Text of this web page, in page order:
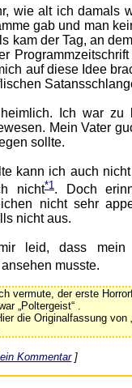
wie alt ich damals
gab und man
kam der Tag, an
auf diese Idee
Ich war zu
Mein Vater
sollte.
kann ich auch
nicht*1 . Doch
nicht sehr
nicht aus.
leid, dass mein
musste.
vermute, der erste
„Poltergeist“ .
die Originalfassung von
Kommentar]